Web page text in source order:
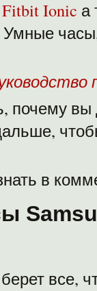
Fitbit Ionic а
Умные
почему
в
все,